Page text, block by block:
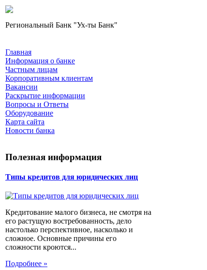
Региональный Банк "Ух-ты Банк"
Главная
Информация о банке
Частным лицам
Корпоративным клиентам
Вакансии
Раскрытие информации
Вопросы и Ответы
Оборудование
Карта сайта
Новости банка
Полезная информация
Типы кредитов для юридических лиц
Кредитование малого бизнеса, не смотря на
его растущую востребованность, дело
настолько перспективное, насколько и
сложное. Основные причины его
сложности кроются...
Подробнее »